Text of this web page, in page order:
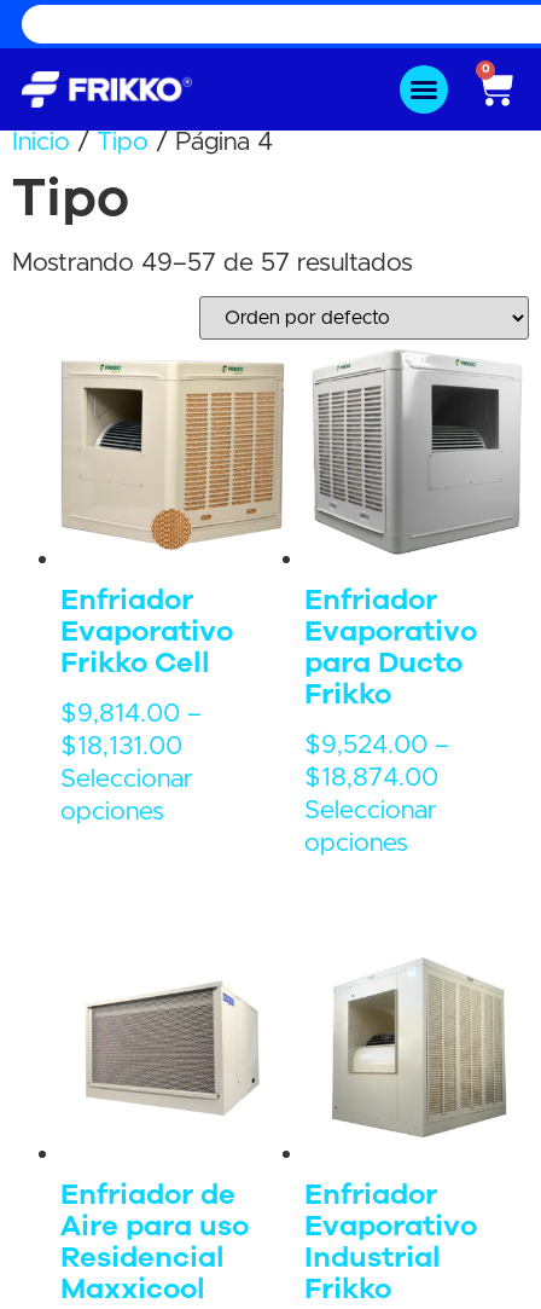
0
Inicio / Tipo / Página 4
Tipo
Mostrando 49–57 de 57 resultados
Enfriador
Evaporativo
Frikko Cell
$9,814.00 –
$18,131.00
Seleccionar
opciones
Enfriador
Evaporativo
para Ducto
Frikko
$9,524.00 –
$18,874.00
Seleccionar
opciones
Enfriador de
Aire para uso
Residencial
Maxxicool
Enfriador
Evaporativo
Industrial
Frikko